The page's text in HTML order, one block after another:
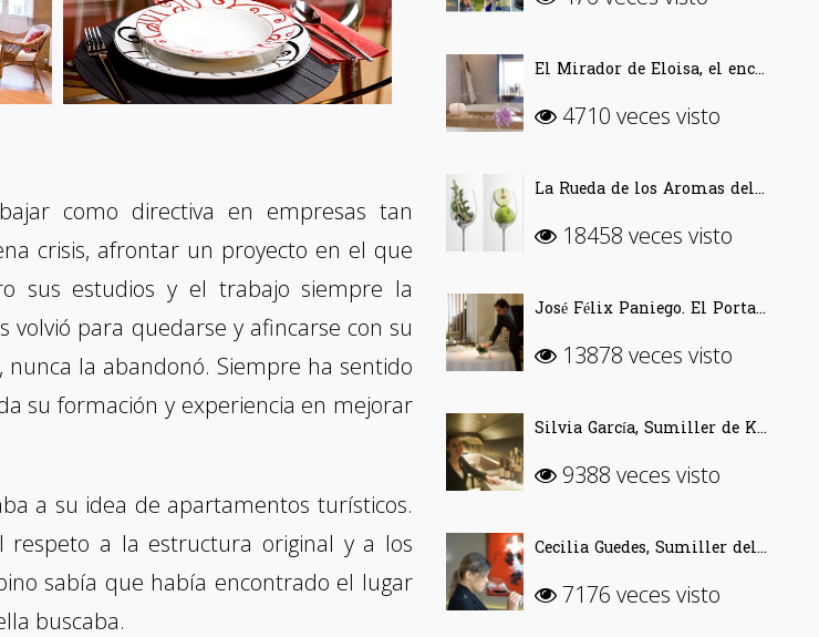
como directiva en empresas tan
crisis, afrontar un proyecto en el que
sus estudios y el trabajo siempre la
para quedarse y afincarse con su
la abandonó. Siempre ha sentido
su formación y experiencia en mejorar
a su idea de apartamentos turísticos.
respeto a la estructura original y a los
sabía que había encontrado el lugar
buscaba.
El Mirador de Eloisa, el encanto de una casa labriega en Rodezno-La Rioja
4710 veces visto
La Rueda de los Aromas del Vino
18458 veces visto
José Félix Paniego. El Portal del Echaurren. «Ofrecer Vino desde la emoción»
13878 veces visto
Silvia García, Sumiller de Kabuki Wellington (Madrid)
9388 veces visto
Cecilia Guedes, Sumiller del Roca Moo, de los Hermanos Roca
7176 veces visto